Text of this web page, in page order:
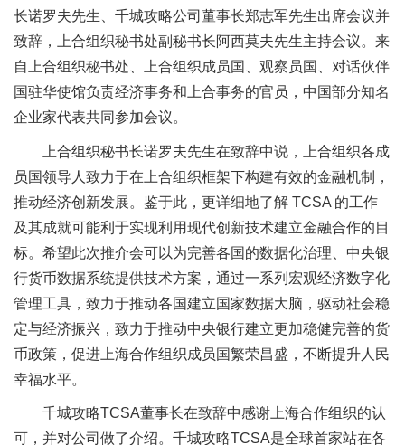
长诺罗夫先生、千城攻略公司董事长郑志军先生出席会议并
致辞，上合组织秘书处副秘书长阿西莫夫先生主持会议。来
自上合组织秘书处、上合组织成员国、观察员国、对话伙伴
国驻华使馆负责经济事务和上合事务的官员，中国部分知名
企业家代表共同参加会议。
上合组织秘书长诺罗夫先生在致辞中说，上合组织各成
员国领导人致力于在上合组织框架下构建有效的金融机制，
推动经济创新发展。鉴于此，更详细地了解 TCSA 的工作
及其成就可能利于实现利用现代创新技术建立金融合作的目
标。希望此次推介会可以为完善各国的数据化治理、中央银
行货币数据系统提供技术方案，通过一系列宏观经济数字化
管理工具，致力于推动各国建立国家数据大脑，驱动社会稳
定与经济振兴，致力于推动中央银行建立更加稳健完善的货
币政策，促进上海合作组织成员国繁荣昌盛，不断提升人民
幸福水平。
千城攻略TCSA董事长在致辞中感谢上海合作组织的认
可，并对公司做了介绍。千城攻略TCSA是全球首家站在各